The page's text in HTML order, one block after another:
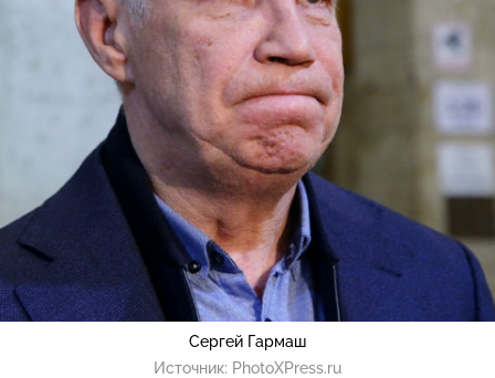
Сергей Гармаш
Источник: PhotoXPress.ru